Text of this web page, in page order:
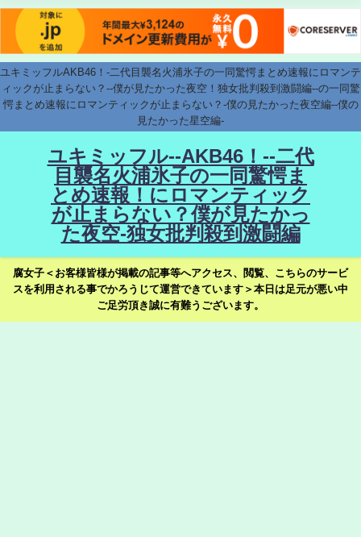
ユキミッフルAKB46！-二代目襲名火浦氷子の一同驚愕まとめ速報にロマンテ
ィックが止まらない？--僕が見たかった夜空！独女批判殺到激闘編--の一同驚
愕まとめ速報にロマンティックが止まらない？-僕の見たかった夜空編--僕の
見たかった星空編-
ユキミッフル--AKB46！--二代
目襲名火浦氷子の一同驚愕ま
とめ速報！にロマンティック
が止まらない？僕が見たかっ
た夜空-独女批判殺到激闘編
腐女子＜お客様皆様が掲載の記事等へアクセス、閲覧、こちらのサービ
スを利用される事でかろうじて運営できています＞本日は足元が悪い中
ご足労頂き誠に有難うございます。